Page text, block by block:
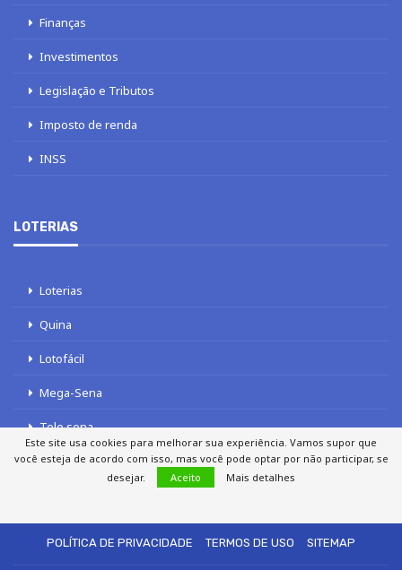
Finanças
Investimentos
Legislação e Tributos
Imposto de renda
INSS
LOTERIAS
Loterias
Quina
Lotofácil
Mega-Sena
Tele sena
POLÍTICA DE PRIVACIDADE
TERMOS DE USO SITEMAP
Este site usa cookies para melhorar sua experiência. Vamos supor que
você esteja de acordo com isso, mas você pode optar por não participar, se
desejar.
Aceito Mais detalhes